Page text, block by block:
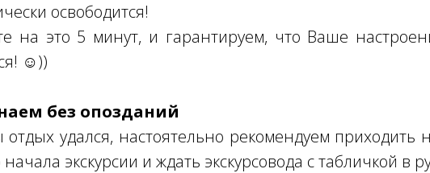
освободится!
на это 5 минут, и гарантируем, что Ваше
☺))
без опозданий
удался, настоятельно рекомендуем приходить
экскурсии и ждать экскурсовода с табличкой в